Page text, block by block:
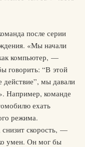
после серии
«Мы начали
компьютер, —
говорить: “В этой
мы давали
Например, команде
ехать
режима.
скорость, —
умен. Он мог бы